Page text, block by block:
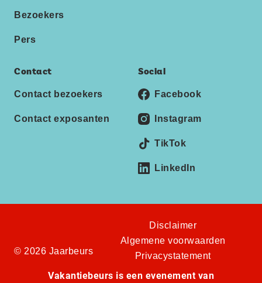
Bezoekers
Pers
Contact
Contact bezoekers
Contact exposanten
Social
Facebook
Instagram
TikTok
LinkedIn
© 2026 Jaarbeurs
Disclaimer
Algemene voorwaarden
Privacystatement
Vakantiebeurs is een evenement van